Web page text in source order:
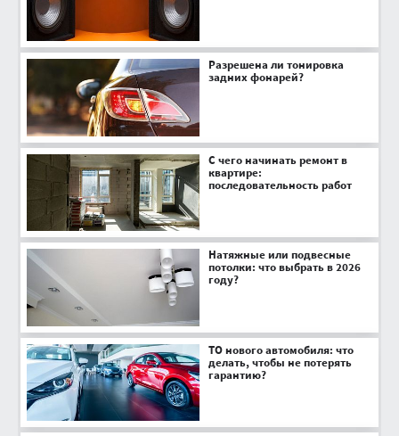
Разрешена ли тонировка
задних фонарей?
С чего начинать ремонт в
квартире:
последовательность работ
Натяжные или подвесные
потолки: что выбрать в 2026
году?
ТО нового автомобиля: что
делать, чтобы не потерять
гарантию?